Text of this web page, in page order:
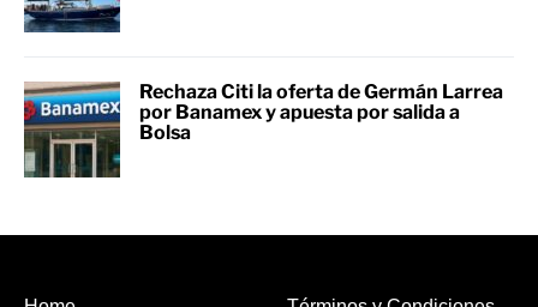
Rechaza Citi la oferta de Germán Larrea
por Banamex y apuesta por salida a
Bolsa